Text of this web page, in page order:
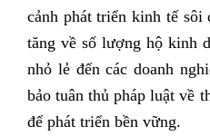
cảnh phát triển kinh tế
tăng về số lượng hộ kinh
nhỏ lẻ đến các doanh
bảo tuân thủ pháp luật về
để phát triển bền vững.